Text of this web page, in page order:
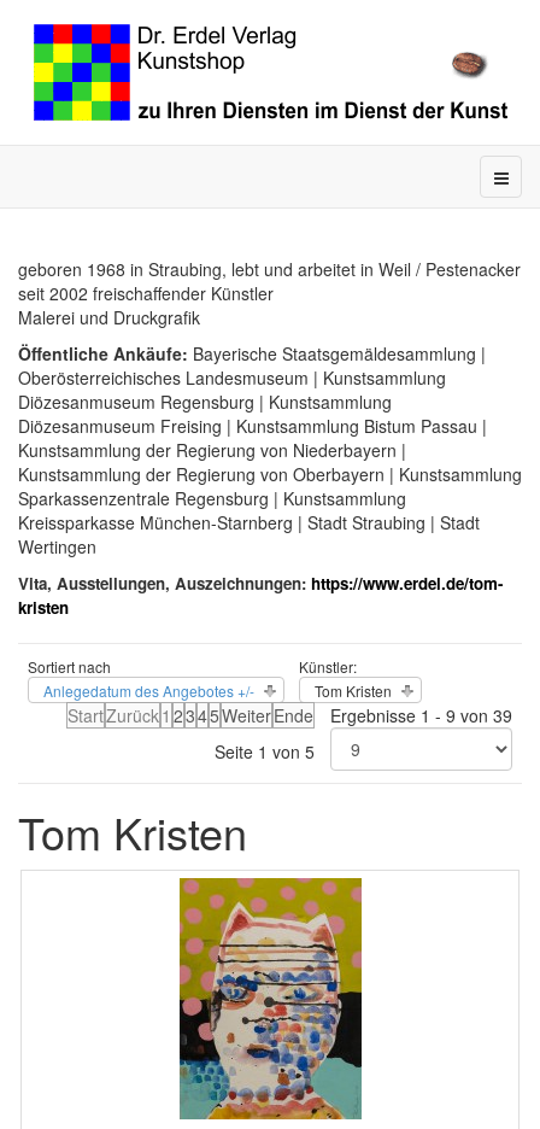
geboren 1968 in Straubing, lebt und arbeitet in Weil / Pestenacker
seit 2002 freischaffender Künstler
Malerei und Druckgrafik
Öffentliche Ankäufe: Bayerische Staatsgemäldesammlung |
Oberösterreichisches Landesmuseum | Kunstsammlung
Diözesanmuseum Regensburg | Kunstsammlung
Diözesanmuseum Freising | Kunstsammlung Bistum Passau |
Kunstsammlung der Regierung von Niederbayern |
Kunstsammlung der Regierung von Oberbayern | Kunstsammlung
Sparkassenzentrale Regensburg | Kunstsammlung
Kreissparkasse München-Starnberg | Stadt Straubing | Stadt
Wertingen
Vita, Ausstellungen, Auszeichnungen: https://www.erdel.de/tom-
kristen
Sortiert nach
Anlegedatum des Angebotes +/-
Künstler:
Tom Kristen
StartZurück1 2345WeiterEnde
Seite 1 von 5
Ergebnisse 1 - 9 von 39
Tom Kristen